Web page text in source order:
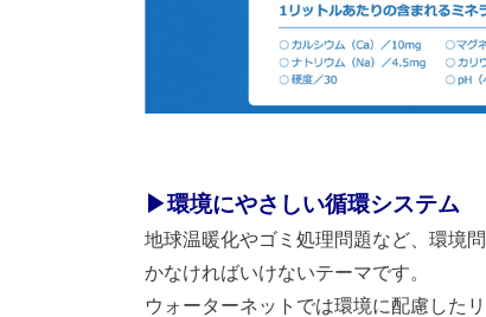
▶環境にやさしい循環システム
地球温暖化やゴミ処理問題など、環境
かなければいけないテーマです。
ウォーターネットでは環境に配慮した